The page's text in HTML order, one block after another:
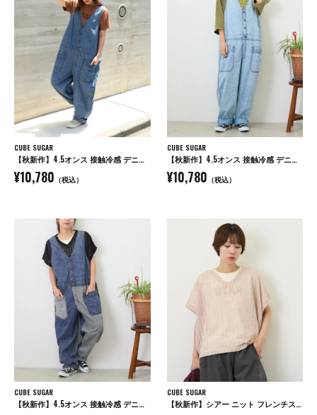
CUBE SUGAR
【秋新作】4.5オンス 接触冷感 デニム サロペットパンツ
¥10,780 （税込）
CUBE SUGAR
【秋新作】4.5オンス 接触冷感 デニム サロペットパンツ
¥10,780 （税込）
CUBE SUGAR
【秋新作】4.5オンス 接触冷感 デニム サロペットパンツ
CUBE SUGAR
【秋新作】シアー ニット フレンチスリーブ プルオーバー